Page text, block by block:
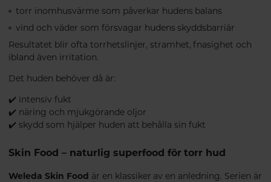
torr inomhusvärme som påverkar hudens balans
vind och väder som försvagar hudens skyddsbarriär
Resultatet blir ofta torrhetslinjer, stramhet, fnasighet och
ibland även irritation.
Det huden behöver då är:
✔️ intensiv fukt
✔️ näring och mjukgörande oljor
✔️ skydd som hjälper huden att behålla sin fukt
Skin Food – naturlig superfood för torr hud
Weleda Skin Food är en klassiker av en anledning. Serien är